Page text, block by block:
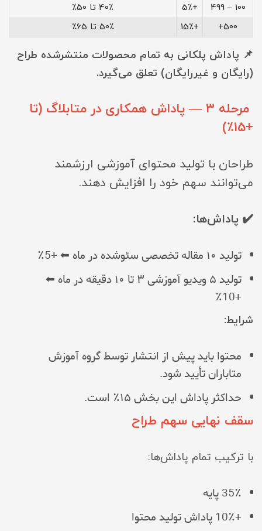
100 – 499 +5٪
40٪ تا 50٪
500+
+15٪ 50٪ تا 65٪
📌 پاداش پلکانی به تمام محصولات منتشرشده طراح
(رایگان و غیررایگان) تعلق می‌گیرد.
مرحله ۳ — پاداش همکاری در متابلاگ (تا
+15٪)
طراحان با تولید محتوای آموزشی ارزشمند
می‌توانند سهم خود را افزایش دهند.
✔️ پاداش‌ها:
تولید ۱۰ مقاله تخصصی سئوشده در ماه ⬅ +5٪
تولید ۵ ویدیو آموزشی ۳ تا ۱۰ دقیقه در ماه ⬅
+10٪
شرایط:
محتوا باید پیش از انتشار توسط گروه آموزش
متاباران تأیید شود.
حداکثر پاداش این بخش ۱۵٪ است.
سقف نهایی سهم طراح
با ترکیب تمام پاداش‌ها:
35٪ پایه
+10٪ پاداش تولید محتوا